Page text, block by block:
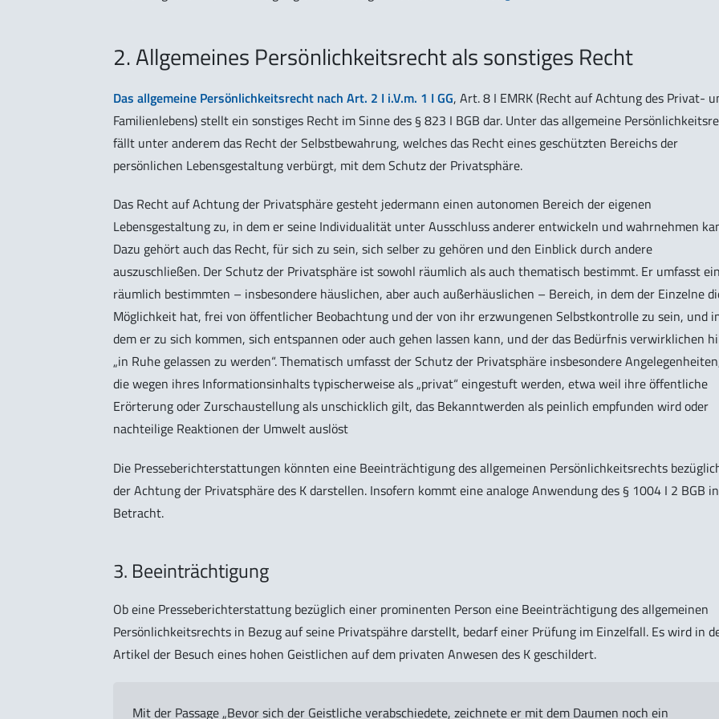
2. Allgemeines Persönlichkeitsrecht als sonstiges Recht
Das allgemeine Persönlichkeitsrecht nach Art. 2 I i.V.m. 1 I GG, Art. 8 I EMRK (Recht auf Achtung des Privat-
Familienlebens) stellt ein sonstiges Recht im Sinne des § 823 I BGB dar. Unter das allgemeine
fällt unter anderem das Recht der Selbstbewahrung, welches das Recht eines geschützten Bereichs der
persönlichen Lebensgestaltung verbürgt, mit dem Schutz der Privatsphäre.
Das Recht auf Achtung der Privatsphäre gesteht jedermann einen autonomen Bereich der eigenen
Lebensgestaltung zu, in dem er seine Individualität unter Ausschluss anderer entwickeln und wahrnehmen
Dazu gehört auch das Recht, für sich zu sein, sich selber zu gehören und den Einblick durch andere
auszuschließen. Der Schutz der Privatsphäre ist sowohl räumlich als auch thematisch bestimmt. Er umfasst
räumlich bestimmten – insbesondere häuslichen, aber auch außerhäuslichen – Bereich, in dem der Einzelne
Möglichkeit hat, frei von öffentlicher Beobachtung und der von ihr erzwungenen Selbstkontrolle zu sein, und
dem er zu sich kommen, sich entspannen oder auch gehen lassen kann, und der das Bedürfnis verwirklichen
„in Ruhe gelassen zu werden“. Thematisch umfasst der Schutz der Privatsphäre insbesondere
die wegen ihres Informationsinhalts typischerweise als „privat“ eingestuft werden, etwa weil ihre öffentliche
Erörterung oder Zurschaustellung als unschicklich gilt, das Bekanntwerden als peinlich empfunden wird oder
nachteilige Reaktionen der Umwelt auslöst
Die Presseberichterstattungen könnten eine Beeinträchtigung des allgemeinen Persönlichkeitsrechts
der Achtung der Privatsphäre des K darstellen. Insofern kommt eine analoge Anwendung des § 1004 I 2 BGB in
Betracht.
3. Beeinträchtigung
Ob eine Presseberichterstattung bezüglich einer prominenten Person eine Beeinträchtigung des allgemeinen
Persönlichkeitsrechts in Bezug auf seine Privatspähre darstellt, bedarf einer Prüfung im Einzelfall. Es wird in
Artikel der Besuch eines hohen Geistlichen auf dem privaten Anwesen des K geschildert.
Mit der Passage „Bevor sich der Geistliche verabschiedete, zeichnete er mit dem Daumen noch ein